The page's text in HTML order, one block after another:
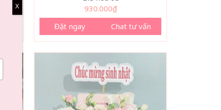
930.000₫
Đặt ngay
Chat tư vấn
X